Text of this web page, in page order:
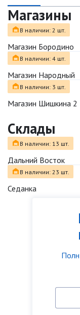
Магазины
В наличии: 2 шт.
Магазин Бородино
В наличии: 4 шт.
Магазин Народный
В наличии: 3 шт.
Магазин Шишкина 2
Склады
В наличии: 13 шт.
Дальний Восток
В наличии: 23 шт.
Седанка